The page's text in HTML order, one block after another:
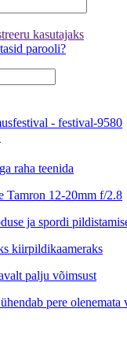
kasutajaks
parooli?
raha teenida
Tamron 12-20mm f/2.8
ja spordi
kiirpildikaameraks
palju võimsust
pere olenemata